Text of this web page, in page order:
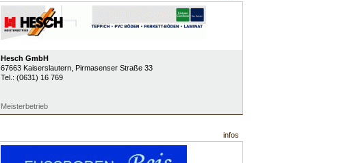
Hesch GmbH
67663 Kaiserslautern, Pirmasenser Straße 33
Tel.: (0631) 16 769
Meisterbetrieb
infos